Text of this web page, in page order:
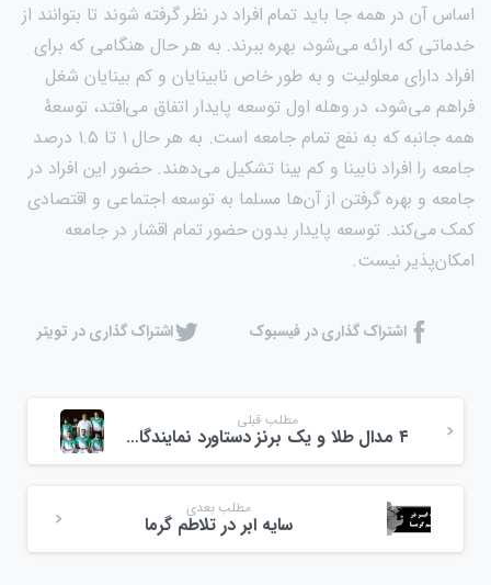
اساس آن در همه جا باید تمام افراد در نظر گرفته شوند تا بتوانند از
خدماتی که ارائه می‌شود، بهره ببرند. به هر حال هنگامی که برای
افراد دارای معلولیت و به طور خاص نابینایان و کم بینایان شغل
فراهم می‌شود، در وهله اول توسعه پایدار اتفاق می‌افتد، توسعۀ
همه جانبه که به نفع تمام جامعه است. به هر حال ۱ تا ۱.۵ درصد
جامعه را افراد نابینا و کم بینا تشکیل می‌دهند. حضور این افراد در
جامعه و بهره گرفتن از آن‌ها مسلما به توسعه اجتماعی و اقتصادی
کمک می‌کند. توسعه پایدار بدون حضور تمام اقشار در جامعه
امکان‌پذیر نیست.
اشتراک گذاری در فیسبوک اشتراک گذاری در تویتر
مطلب قبلی
۴ مدال طلا و یک برنز دستاورد نمایندگان ایران در پاراکاراته قهرمانی آسیا
مطلب بعدی
سایه ابر در تلاطم گرما